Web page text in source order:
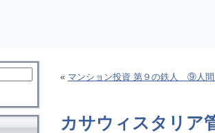
« マンション投資 第９の鉄人 ⑨人間
カサウィスタリア